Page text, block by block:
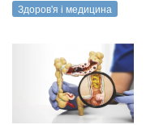
медицина
Здоров'я і медицина